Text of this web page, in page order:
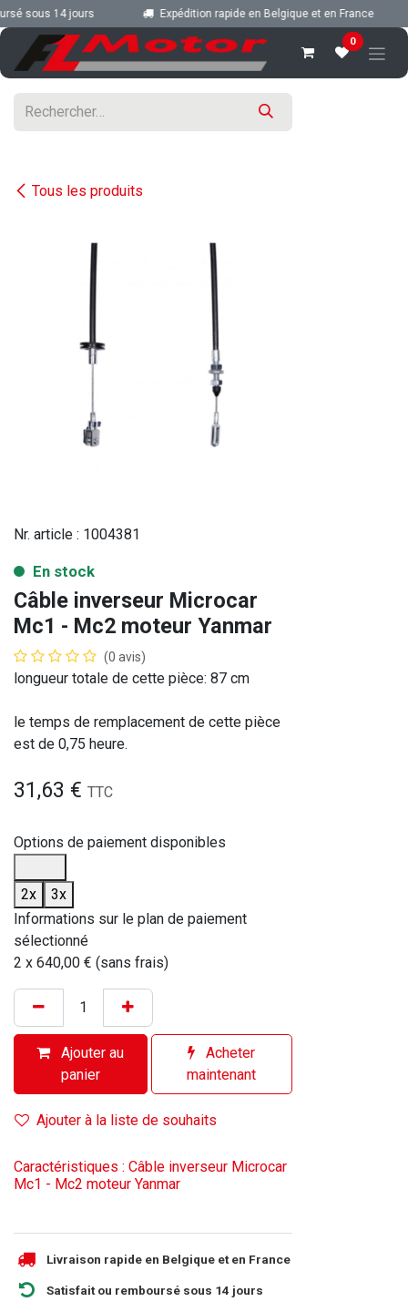
Se rendre au contenu
sous 14 jours Expédition rapide en Belgique et en France
0
Tous les produits
Nr. article : 1004381
En stock
Câble inverseur Microcar
Mc1 - Mc2 moteur Yanmar
(0 avis)
longueur totale de cette pièce: 87 cm
le temps de remplacement de cette pièce
est de 0,75 heure.
31,63 € TTC
Options de paiement disponibles
2x
3x
Informations sur le plan de paiement
sélectionné
2 x 640,00 € (sans frais)
Ajouter au
panier
Acheter
maintenant
Ajouter à la liste de souhaits
Caractéristiques : Câble inverseur Microcar
Mc1 - Mc2 moteur Yanmar
Livraison rapide en Belgique et en France
Satisfait ou remboursé sous 14 jours